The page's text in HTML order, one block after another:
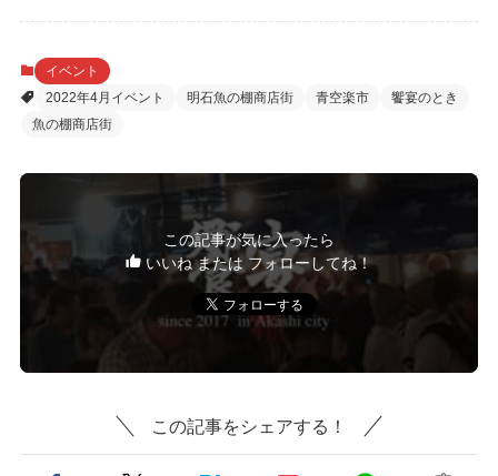
イベント
2022年4月イベント
明石魚の棚商店街 青空楽市
饗宴のとき
魚の棚商店街
この記事が気に入ったら
いいね または フォローしてね！
この記事をシェアする！